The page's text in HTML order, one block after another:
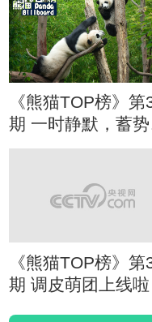
《熊猫TOP榜》第
期 一时静默，蓄势
发
《熊猫TOP榜》第
期 调皮萌团上线啦